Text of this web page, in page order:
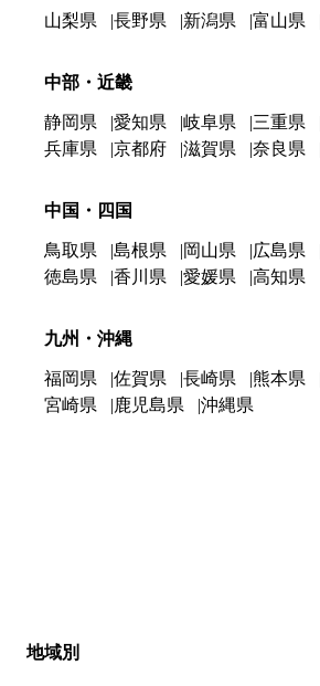
山梨県 長野県 新潟県 富山県
中部・近畿
静岡県 愛知県 岐阜県 三重県
兵庫県
京都府 滋賀県 奈良県
中国・四国
鳥取県 島根県 岡山県 広島県
徳島県
香川県 愛媛県 高知県
九州・沖縄
福岡県 佐賀県 長崎県 熊本県
宮崎県
鹿児島県 沖縄県
地域別